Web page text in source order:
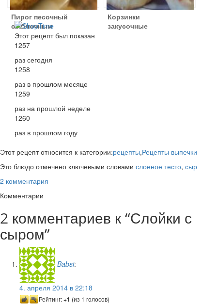
Пирог песочный
с яблочным
пюре
Корзинки
закусочные
Этот рецепт был показан
1257
раз сегодня
1258
раз в прошлом месяце
1259
раз на прошлой неделе
1260
раз в прошлом году
Этот рецепт относится к категории:рецепты,Рецепты выпечки
Это блюдо отмечено ключевыми словами слоеное тесто, сыр
2 комментария
Комментарии
2 комментариев к “Слойки с
сыром”
Babsi:
4. апреля 2014 в 22:18
Рейтинг:+1 (из 1 голосов)